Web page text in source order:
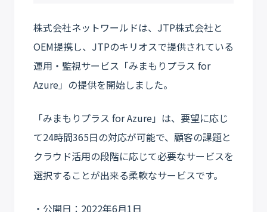
株式会社ネットワールドは、JTP株式会社と
OEM提携し、JTPのキリオスで提供されている
運用・監視サービス「みまもりプラス for
Azure」の提供を開始しました。
「みまもりプラス for Azure」は、要望に応じ
て24時間365日の対応が可能で、顧客の課題と
クラウド活用の段階に応じて必要なサービスを
選択することが出来る柔軟なサービスです。
・公開日：2022年6月1日